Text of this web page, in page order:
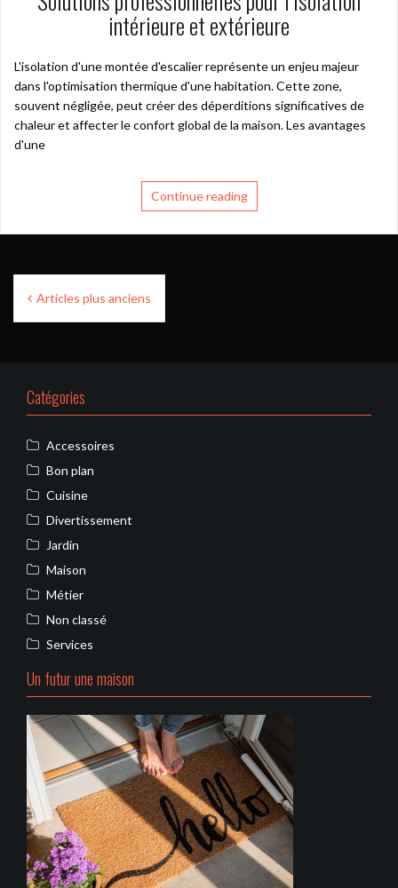
intérieure et extérieure
L'isolation d'une montée d'escalier représente un enjeu majeur
dans l'optimisation thermique d'une habitation. Cette zone,
souvent négligée, peut créer des déperditions significatives de
chaleur et affecter le confort global de la maison. Les avantages
d'une
Continue reading
Navigation
desArticles plus anciens
Catégories
Accessoires
Bon plan
Cuisine
Divertissement
Jardin
Maison
Métier
Non classé
Services
Un futur une maison